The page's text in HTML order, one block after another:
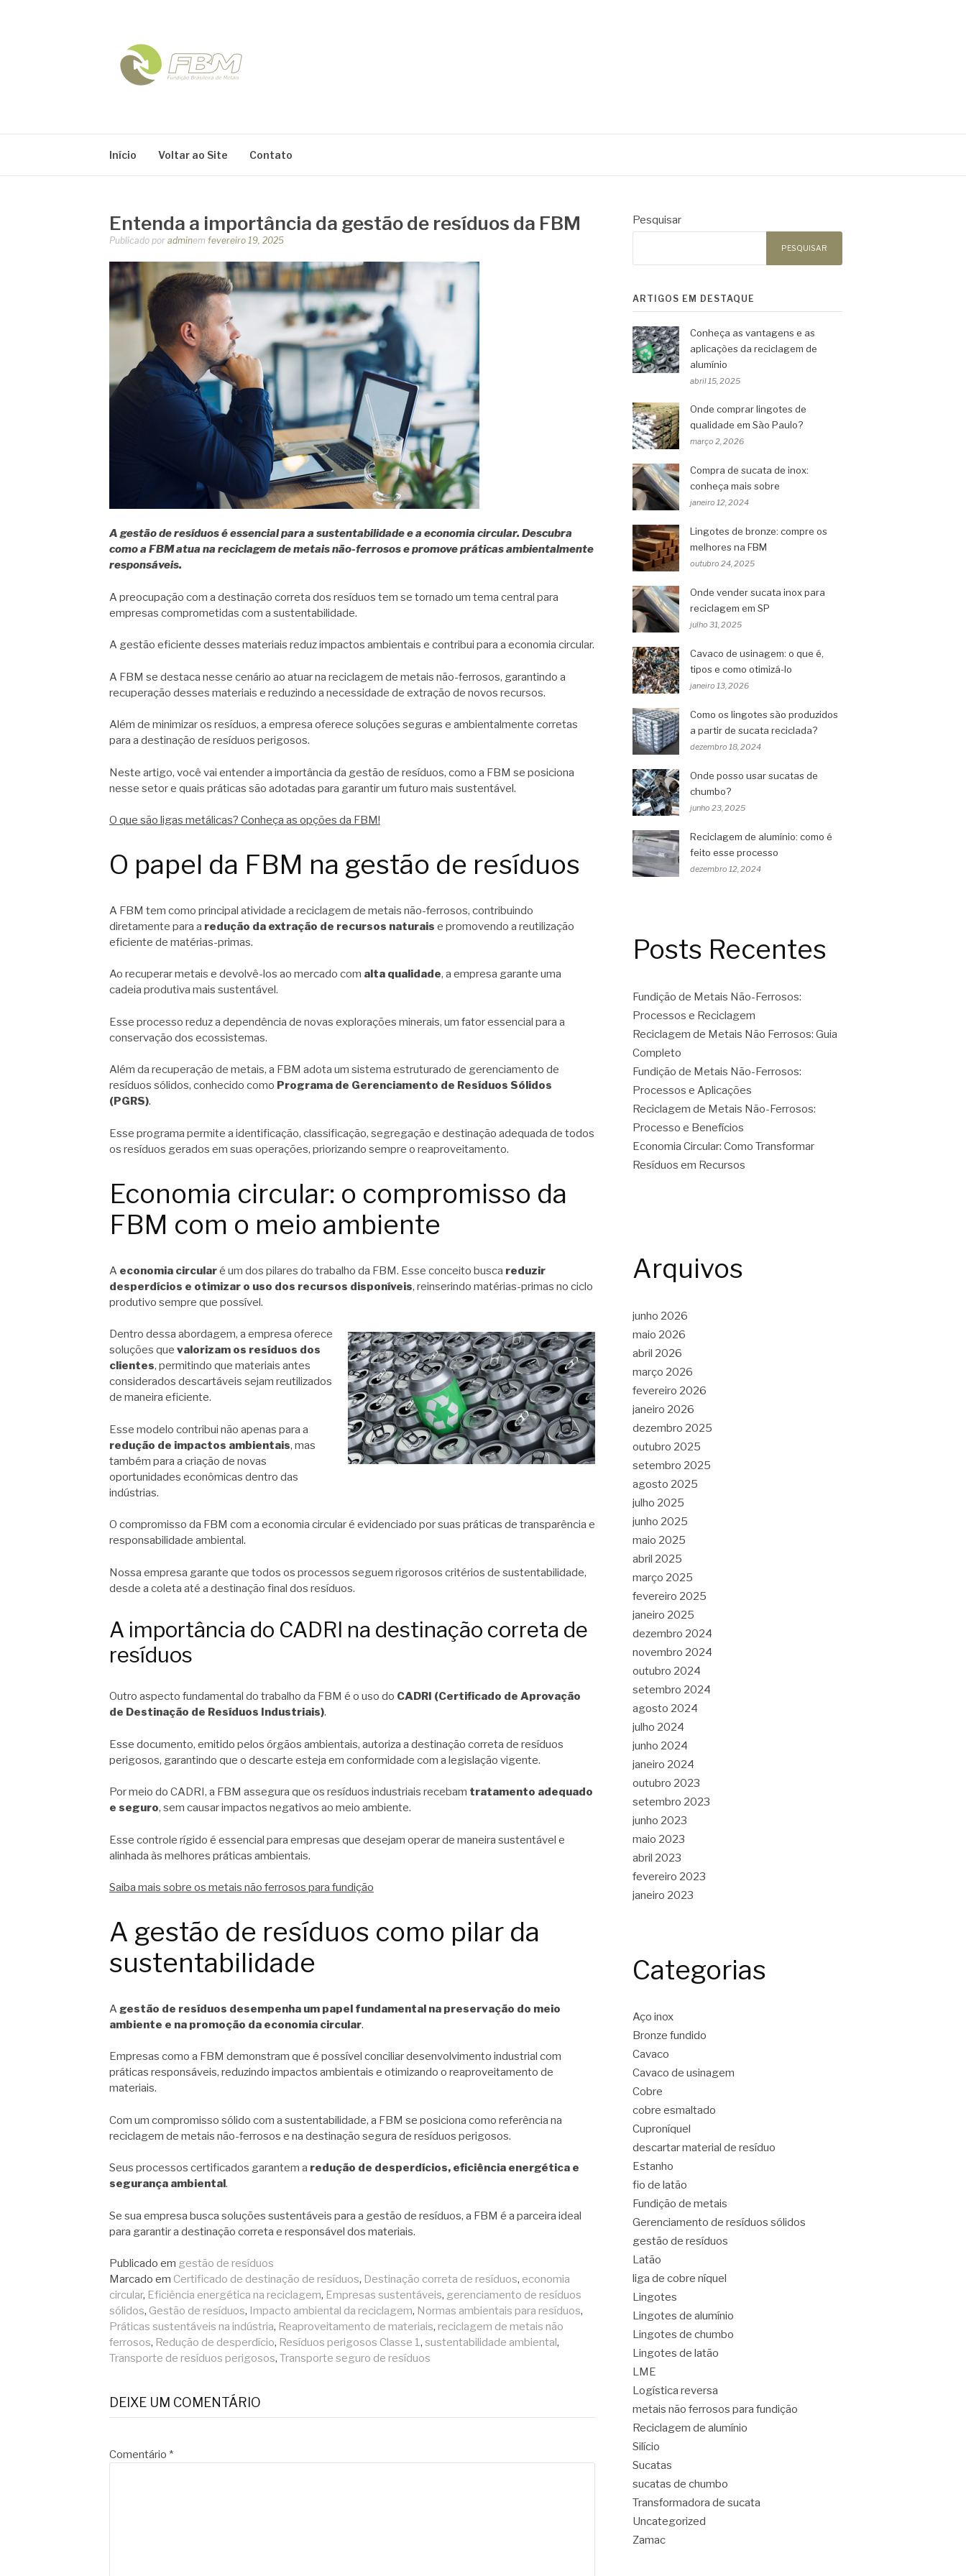
Início Voltar ao Site Contato
Entenda a importância da gestão de resíduos da FBM
Publicado por adminem fevereiro 19, 2025
A gestão de resíduos é essencial para a sustentabilidade e a economia circular. Descubra
como a FBM atua na reciclagem de metais não-ferrosos e promove práticas ambientalmente
responsáveis.
A preocupação com a destinação correta dos resíduos tem se tornado um tema central para
empresas comprometidas com a sustentabilidade.
A gestão eficiente desses materiais reduz impactos ambientais e contribui para a economia circular.
A FBM se destaca nesse cenário ao atuar na reciclagem de metais não-ferrosos, garantindo a
recuperação desses materiais e reduzindo a necessidade de extração de novos recursos.
Além de minimizar os resíduos, a empresa oferece soluções seguras e ambientalmente corretas
para a destinação de resíduos perigosos.
Neste artigo, você vai entender a importância da gestão de resíduos, como a FBM se posiciona
nesse setor e quais práticas são adotadas para garantir um futuro mais sustentável.
O que são ligas metálicas? Conheça as opções da FBM!
O papel da FBM na gestão de resíduos
A FBM tem como principal atividade a reciclagem de metais não-ferrosos, contribuindo
diretamente para a redução da extração de recursos naturais e promovendo a reutilização
eficiente de matérias-primas.
Ao recuperar metais e devolvê-los ao mercado com alta qualidade, a empresa garante uma
cadeia produtiva mais sustentável.
Esse processo reduz a dependência de novas explorações minerais, um fator essencial para a
conservação dos ecossistemas.
Além da recuperação de metais, a FBM adota um sistema estruturado de gerenciamento de
resíduos sólidos, conhecido como Programa de Gerenciamento de Resíduos Sólidos
(PGRS).
Esse programa permite a identificação, classificação, segregação e destinação adequada de todos
os resíduos gerados em suas operações, priorizando sempre o reaproveitamento.
Economia circular: o compromisso da
FBM com o meio ambiente
A economia circularé um dos pilares do trabalho da FBM. Esse conceito busca reduzir
desperdícios e otimizar o uso dos recursos disponíveis, reinserindo matérias-primas no ciclo
produtivo sempre que possível.
Dentro dessa abordagem, a empresa oferece
soluções que valorizam os resíduos dos
clientes, permitindo que materiais antes
considerados descartáveis sejam reutilizados
de maneira eficiente.
Esse modelo contribui não apenas para a
redução de impactos ambientais, mas
também para a criação de novas
oportunidades econômicas dentro das
indústrias.
O compromisso da FBM com a economia circular é evidenciado por suas práticas de transparência e
responsabilidade ambiental.
Nossa empresa garante que todos os processos seguem rigorosos critérios de sustentabilidade,
desde a coleta até a destinação final dos resíduos.
A importância do CADRI na destinação correta de
resíduos
Outro aspecto fundamental do trabalho da FBM é o uso do CADRI (Certificado de Aprovação
de Destinação de Resíduos Industriais).
Esse documento, emitido pelos órgãos ambientais, autoriza a destinação correta de resíduos
perigosos, garantindo que o descarte esteja em conformidade com a legislação vigente.
Por meio do CADRI, a FBM assegura que os resíduos industriais recebam tratamento adequado
e seguro, sem causar impactos negativos ao meio ambiente.
Esse controle rígido é essencial para empresas que desejam operar de maneira sustentável e
alinhada às melhores práticas ambientais.
Saiba mais sobre os metais não ferrosos para fundição
A gestão de resíduos como pilar da
sustentabilidade
Agestão de resíduos desempenha um papel fundamental na preservação do meio
ambiente e na promoção da economia circular.
Empresas como a FBM demonstram que é possível conciliar desenvolvimento industrial com
práticas responsáveis, reduzindo impactos ambientais e otimizando o reaproveitamento de
materiais.
Com um compromisso sólido com a sustentabilidade, a FBM se posiciona como referência na
reciclagem de metais não-ferrosos e na destinação segura de resíduos perigosos.
Seus processos certificados garantem a redução de desperdícios, eficiência energética e
segurança ambiental .
Se sua empresa busca soluções sustentáveis para a gestão de resíduos, a FBM é a parceira ideal
para garantir a destinação correta e responsável dos materiais.
Publicado em gestão de resíduos
Marcado em Certificado de destinação de resíduos, Destinação correta de resíduos, economia
circular, Eficiência energética na reciclagem, Empresas sustentáveis, gerenciamento de resíduos
sólidos, Gestão de resíduos, Impacto ambiental da reciclagem, Normas ambientais para resíduos,
Práticas sustentáveis na indústria, Reaproveitamento de materiais, reciclagem de metais não
ferrosos, Redução de desperdício, Resíduos perigosos Classe 1, sustentabilidade ambiental ,
Transporte de resíduos perigosos, Transporte seguro de resíduos
DEIXE UM COMENTÁRIO
Comentário *
Pesquisar
PESQUISAR
ARTIGOS EM DESTAQUE
Conheça as vantagens e as
aplicações da reciclagem de
alumínio
abril 15, 2025
Onde comprar lingotes de
qualidade em São Paulo?
março 2, 2026
Compra de sucata de inox:
conheça mais sobre
janeiro 12, 2024
Lingotes de bronze: compre os
melhores na FBM
outubro 24, 2025
Onde vender sucata inox para
reciclagem em SP
julho 31, 2025
Cavaco de usinagem: o que é,
tipos e como otimizá-lo
janeiro 13, 2026
Como os lingotes são produzidos
a partir de sucata reciclada?
dezembro 18, 2024
Onde posso usar sucatas de
chumbo?
junho 23, 2025
Reciclagem de alumínio: como é
feito esse processo
dezembro 12, 2024
Posts Recentes
Fundição de Metais Não-Ferrosos:
Processos e Reciclagem
Reciclagem de Metais Não Ferrosos: Guia
Completo
Fundição de Metais Não-Ferrosos:
Processos e Aplicações
Reciclagem de Metais Não-Ferrosos:
Processo e Benefícios
Economia Circular: Como Transformar
Resíduos em Recursos
Arquivos
junho 2026
maio 2026
abril 2026
março 2026
fevereiro 2026
janeiro 2026
dezembro 2025
outubro 2025
setembro 2025
agosto 2025
julho 2025
junho 2025
maio 2025
abril 2025
março 2025
fevereiro 2025
janeiro 2025
dezembro 2024
novembro 2024
outubro 2024
setembro 2024
agosto 2024
julho 2024
junho 2024
janeiro 2024
outubro 2023
setembro 2023
junho 2023
maio 2023
abril 2023
fevereiro 2023
janeiro 2023
Categorias
Aço inox
Bronze fundido
Cavaco
Cavaco de usinagem
Cobre
cobre esmaltado
Cuproníquel
descartar material de resíduo
Estanho
fio de latão
Fundição de metais
Gerenciamento de resíduos sólidos
gestão de resíduos
Latão
liga de cobre níquel
Lingotes
Lingotes de alumínio
Lingotes de chumbo
Lingotes de latão
LME
Logística reversa
metais não ferrosos para fundição
Reciclagem de alumínio
Silício
Sucatas
sucatas de chumbo
Transformadora de sucata
Uncategorized
Zamac